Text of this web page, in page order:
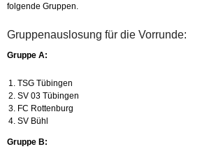
folgende Gruppen.
Gruppenauslosung für die Vorrunde:
Gruppe A:
TSG Tübingen
SV 03 Tübingen
FC Rottenburg
SV Bühl
Gruppe B: